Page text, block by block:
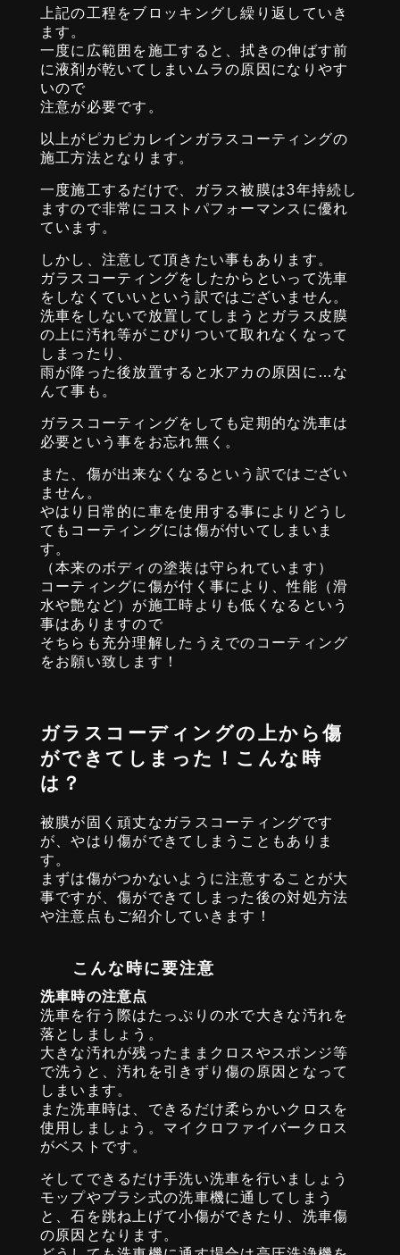
上記の工程をブロッキングし繰り返していき
ます。
一度に広範囲を施工すると、拭きの伸ばす前
に液剤が乾いてしまいムラの原因になりやす
いので
注意が必要です。
以上がピカピカレインガラスコーティングの
施工方法となります。
一度施工するだけで、ガラス被膜は3年持続し
ますので非常にコストパフォーマンスに優れ
ています。
しかし、注意して頂きたい事もあります。
ガラスコーティングをしたからといって洗車
をしなくていいという訳ではございません。
洗車をしないで放置してしまうとガラス皮膜
の上に汚れ等がこびりついて取れなくなって
しまったり、
雨が降った後放置すると水アカの原因に…な
んて事も。
ガラスコーティングをしても定期的な洗車は
必要という事をお忘れ無く。
また、傷が出来なくなるという訳ではござい
ません。
やはり日常的に車を使用する事によりどうし
てもコーティングには傷が付いてしまいま
す。
（本来のボディの塗装は守られています）
コーティングに傷が付く事により、性能（滑
水や艶など）が施工時よりも低くなるという
事はありますので
そちらも充分理解したうえでのコーティング
をお願い致します！
ガラスコーディングの上から傷
ができてしまった！こんな時
は？
被膜が固く頑丈なガラスコーティングです
が、やはり傷ができてしまうこともありま
す。
まずは傷がつかないように注意することが大
事ですが、傷ができてしまった後の対処方法
や注意点もご紹介していきます！
こんな時に要注意
洗車時の注意点
洗車を行う際はたっぷりの水で大きな汚れを
落としましょう。
大きな汚れが残ったままクロスやスポンジ等
で洗うと、汚れを引きずり傷の原因となって
しまいます。
また洗車時は、できるだけ柔らかいクロスを
使用しましょう。マイクロファイバークロス
がベストです。
そしてできるだけ手洗い洗車を行いましょう
モップやブラシ式の洗車機に通してしまう
と、石を跳ね上げて小傷ができたり、洗車傷
の原因となります。